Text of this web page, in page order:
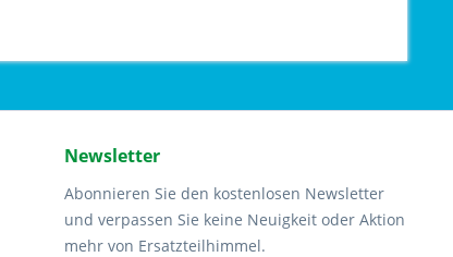
Newsletter
Abonnieren Sie den kostenlosen Newsletter
und verpassen Sie keine Neuigkeit oder Aktion
mehr von Ersatzteilhimmel.